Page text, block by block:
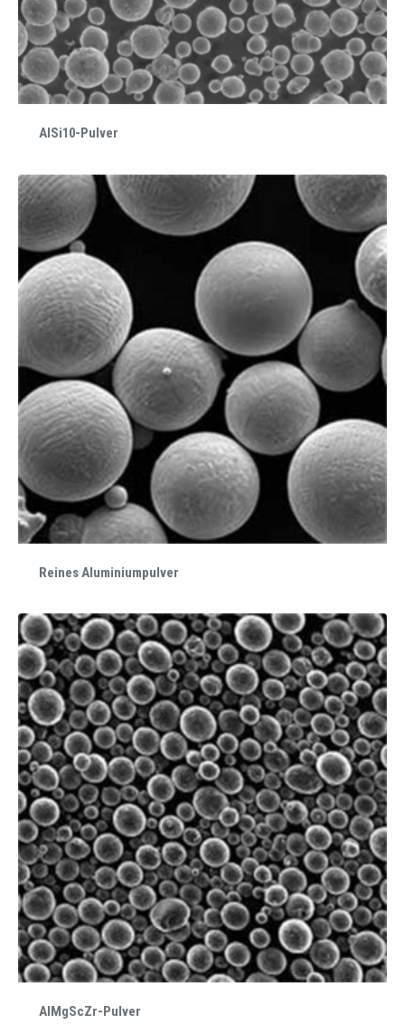
AlSi10-Pulver
Reines Aluminiumpulver
AlMgScZr-Pulver